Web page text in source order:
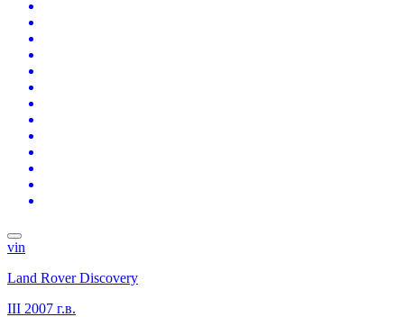
vin
Land Rover Discovery
III 2007 г.в.